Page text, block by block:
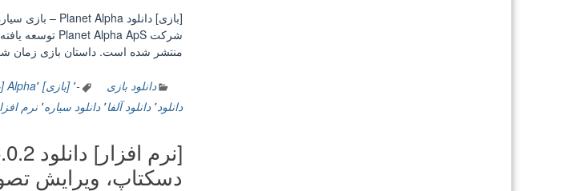
منتشر شده است. داستان بازی
دانلود بازی -٬ [بازی] Alpha ٬
دانلود٬ دانلود آلفا٬ دانلود سیاره٬ نرم
دسکتاپ، ویرایش